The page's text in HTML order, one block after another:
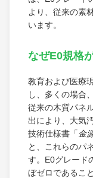
より、従来の素
います。
なぜE0規格
教育および医療
し、多くの場合
従来の木質パネ
出により、大気
技術仕様書「金
と、これらのパ
す。E0グレード
ぼゼロであるこ